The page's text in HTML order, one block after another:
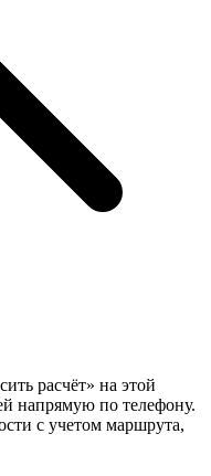
расчёт» на этой
напрямую по телефону.
с учетом маршрута,